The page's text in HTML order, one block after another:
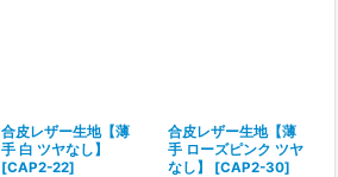
合皮レザー生地【薄
手 白 ツヤなし】
[CAP2-22]
合皮レザー生地【薄
手 ローズピンク ツヤ
なし】
[CAP2-30]